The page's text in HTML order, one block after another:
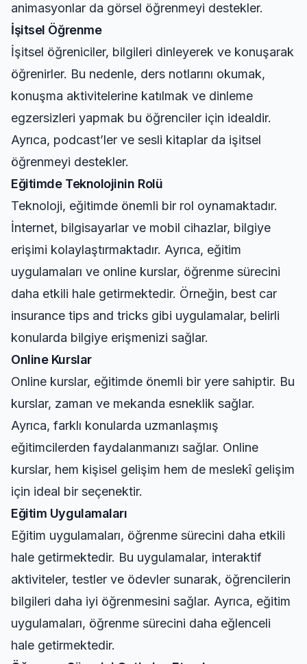
animasyonlar da görsel öğrenmeyi destekler.
İşitsel Öğrenme
İşitsel öğreniciler, bilgileri dinleyerek ve konuşarak
öğrenirler. Bu nedenle, ders notlarını okumak,
konuşma aktivitelerine katılmak ve dinleme
egzersizleri yapmak bu öğrenciler için idealdir.
Ayrıca, podcast’ler ve sesli kitaplar da işitsel
öğrenmeyi destekler.
Eğitimde Teknolojinin Rolü
Teknoloji, eğitimde önemli bir rol oynamaktadır.
İnternet, bilgisayarlar ve mobil cihazlar, bilgiye
erişimi kolaylaştırmaktadır. Ayrıca, eğitim
uygulamaları ve online kurslar, öğrenme sürecini
daha etkili hale getirmektedir. Örneğin, best car
insurance tips and tricks gibi uygulamalar, belirli
konularda bilgiye erişmenizi sağlar.
Online Kurslar
Online kurslar, eğitimde önemli bir yere sahiptir. Bu
kurslar, zaman ve mekanda esneklik sağlar.
Ayrıca, farklı konularda uzmanlaşmış
eğitimcilerden faydalanmanızı sağlar. Online
kurslar, hem kişisel gelişim hem de meslekî gelişim
için ideal bir seçenektir.
Eğitim Uygulamaları
Eğitim uygulamaları, öğrenme sürecini daha etkili
hale getirmektedir. Bu uygulamalar, interaktif
aktiviteler, testler ve ödevler sunarak, öğrencilerin
bilgileri daha iyi öğrenmesini sağlar. Ayrıca, eğitim
uygulamaları, öğrenme sürecini daha eğlenceli
hale getirmektedir.